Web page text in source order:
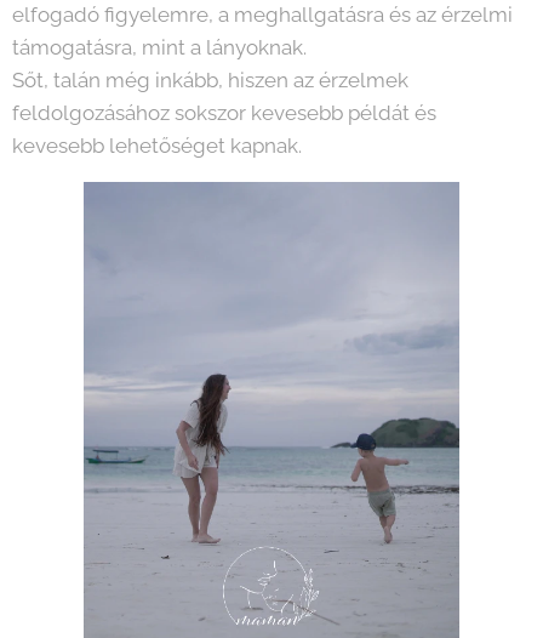
elfogadó figyelemre, a meghallgatásra és az érzelmi
támogatásra, mint a lányoknak.
Sőt, talán még inkább, hiszen az érzelmek
feldolgozásához sokszor kevesebb példát és
kevesebb lehetőséget kapnak.